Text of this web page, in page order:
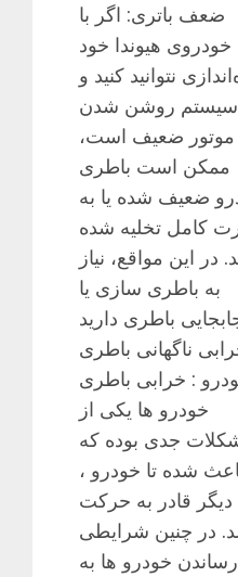
ضعف باتری: اگر با
خودروی هیوندا خود
نتوانید کنید و
سیستم روشن شدن
موتور ضعیف است،
ممکن است باطری
ضعیف شده یا به
کامل تخلیه شده
در این مواقع، نیاز
به باطری سازی یا
ناگهانی باطری
: خرابی باطری
خودرو ها یکی از
جدی بوده که
شده تا خودرو ،
دیگر قادر به حرکت
در چنین شرایطی
رساندن خودرو ها به